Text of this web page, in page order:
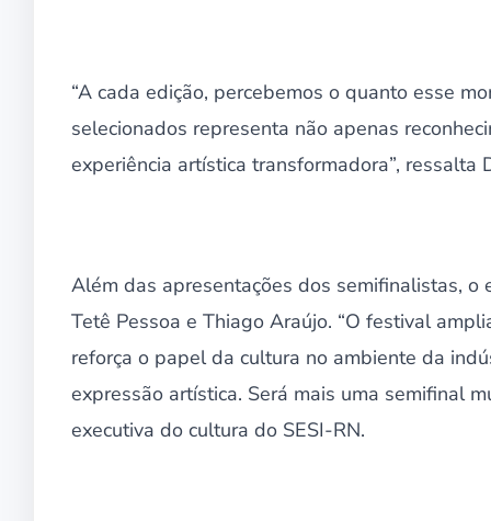
“A cada edição, percebemos o quanto esse
selecionados representa não apenas
experiência artística transformadora”,
Além das apresentações dos semifinalistas, o
Tetê Pessoa e Thiago Araújo. “O festival
reforça o papel da cultura no ambiente da
expressão artística. Será mais uma semifinal
executiva do cultura do SESI-RN.